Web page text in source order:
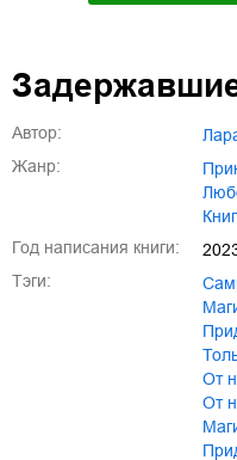
Автор:
Жанр:
Год написания книги:
Тэги:
От
от